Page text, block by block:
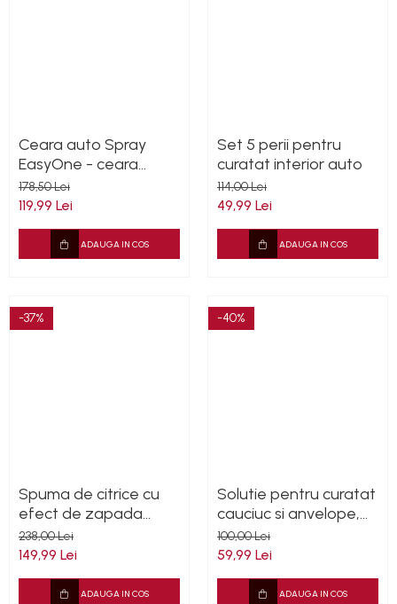
Ceara auto Spray
EasyOne - ceara
sintetica, Cleantech,
1L
178,50 Lei
119,99 Lei
ADAUGA IN COS
Set 5 perii pentru
curatat interior auto
114,00 Lei
49,99 Lei
ADAUGA IN COS
-37%
Spuma de citrice cu
efect de zapada
pentru exterioare
auto, Cleantech, 5L
238,00 Lei
149,99 Lei
ADAUGA IN COS
-40%
Solutie pentru curatat
cauciuc si anvelope,
Cleantech 1L
100,00 Lei
59,99 Lei
ADAUGA IN COS